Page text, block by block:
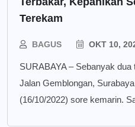
Terekam
BAGUS OKT 10,
SURABAYA – Sebanyak
Jalan Gemblongan,
(16/10/2022) sore kemarin.